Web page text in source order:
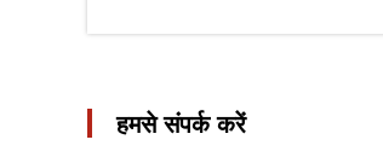
हमसे संपर्क करें